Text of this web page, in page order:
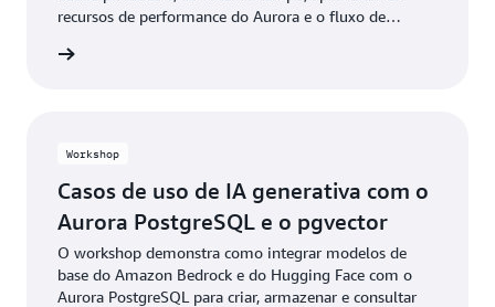
recursos de performance do Aurora e o fluxo de
Bedrock.
Workshop
Casos de uso de IA generativa com o
Aurora PostgreSQL e o pgvector
O workshop demonstra como integrar modelos de
base do Amazon Bedrock e do Hugging Face com o
Aurora PostgreSQL para criar, armazenar e consultar